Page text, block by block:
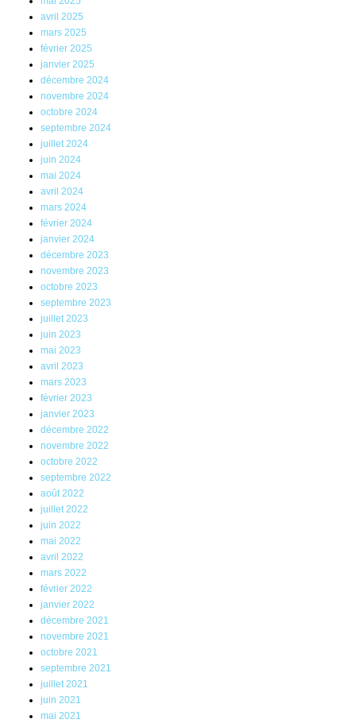
avril 2025
mars 2025
février 2025
janvier 2025
décembre 2024
novembre 2024
octobre 2024
septembre 2024
juillet 2024
juin 2024
mai 2024
avril 2024
mars 2024
février 2024
janvier 2024
décembre 2023
novembre 2023
octobre 2023
septembre 2023
juillet 2023
juin 2023
mai 2023
avril 2023
mars 2023
février 2023
janvier 2023
décembre 2022
novembre 2022
octobre 2022
septembre 2022
août 2022
juillet 2022
juin 2022
mai 2022
avril 2022
mars 2022
février 2022
janvier 2022
décembre 2021
novembre 2021
octobre 2021
septembre 2021
juillet 2021
juin 2021
mai 2021